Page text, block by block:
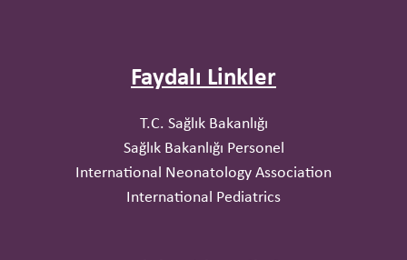
Faydalı Linkler
T.C. Sağlık Bakanlığı
Sağlık Bakanlığı Personel
International Neonatology Association
International Pediatrics